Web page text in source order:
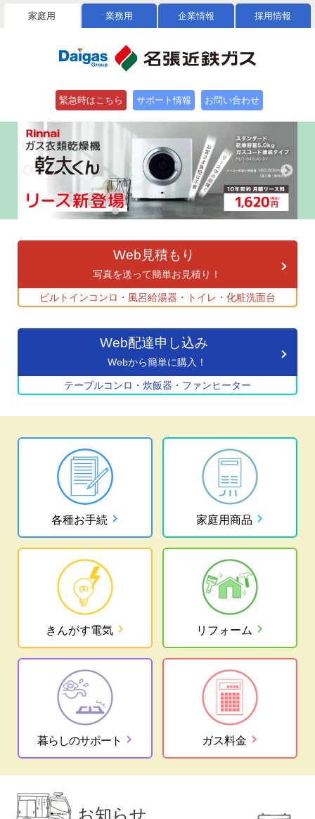
家庭用 業務用 企業情報 採用情報
緊急時はこちら サポート情報 お問い合わせ
Web見積もり
写真を送って簡単お見積り！
ビルトインコンロ・風呂給湯器・トイレ・化粧洗面台
Web配達申し込み
Webから簡単に購入！
テーブルコンロ・炊飯器・ファンヒーター
各種お手続 chevron_right 家庭用商品 chevron_right
きんがす電気 chevron_right リフォーム chevron_right
暮らしのサポート chevron_right ガス料金 chevron_right
お知らせ